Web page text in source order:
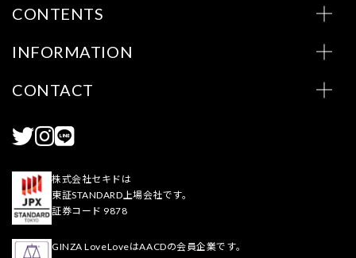
CONTENTS
INFORMATION
CONTACT
株式会社セキドは
東証STANDARD上場会社です。
証券コード 9878
GINZA LoveLoveはAACDの会員企業です。